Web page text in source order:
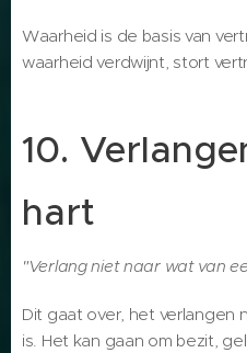
Waarheid is de basis van
waarheid verdwijnt, stort
10.
hart
"Verlang niet naar wat van
Dit gaat over, het verlangen
is. Het kan gaan om bezit,